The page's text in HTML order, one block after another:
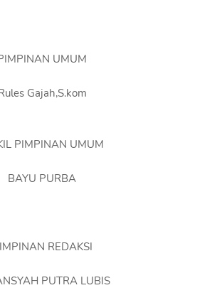
UMUM
Gajah,S.kom
PIMPINAN UMUM
BAYU PURBA
REDAKSI
PUTRA LUBIS